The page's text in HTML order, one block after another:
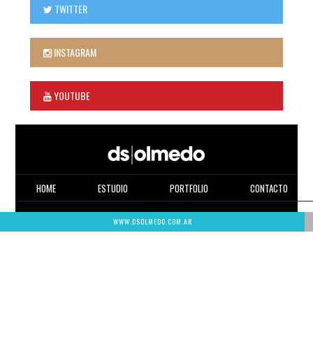
TWITTER
INSTAGRAM
YOUTUBE
HOME ESTUDIO PORTFOLIO CONTACTO
WWW.DSOLMEDO.COM.AR